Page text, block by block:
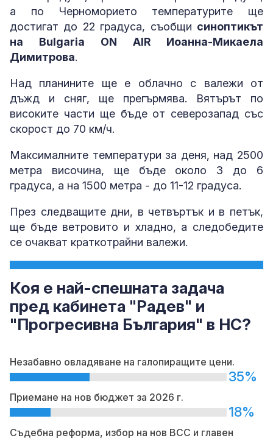
а по Черноморието температурите ще
достигат до 22 градуса, съобщи синоптикът
на Bulgaria ON AIR Иоанна-Микаела
Димитрова.
Над планините ще е облачно с валежи от
дъжд и сняг, ще прегърмява. Вятърът по
високите части ще бъде от северозапад със
скорост до 70 км/ч.
Максималните температури за деня, над 2500
метра височина, ще бъде около 3 до 6
градуса, а на 1500 метра - до 11-12 градуса.
През следващите дни, в четвъртък и в петък,
ще бъде ветровито и хладно, а следобедите
се очакват краткотрайни валежи.
Коя е най-спешната задача
пред кабинета "Радев" и
"Прогресивна България" в НС?
Незабавно овладяване на галопиращите цени.
35%
Приемане на нов бюджет за 2026 г.
18%
Съдебна реформа, избор на нов ВСС и главен